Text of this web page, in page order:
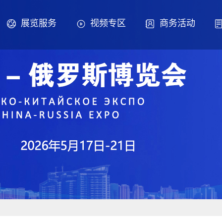
展览服务 视频专区 商务活动